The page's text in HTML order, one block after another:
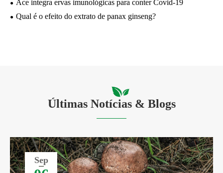
Ace integra ervas imunológicas para conter Covid-19
Qual é o efeito do extrato de panax ginseng?
Últimas Notícias & Blogs
Sep